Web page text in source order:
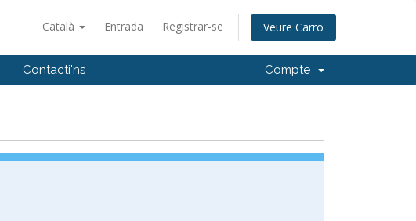
Català Entrada Registrar-se Veure Carro
Contacti'ns Compte